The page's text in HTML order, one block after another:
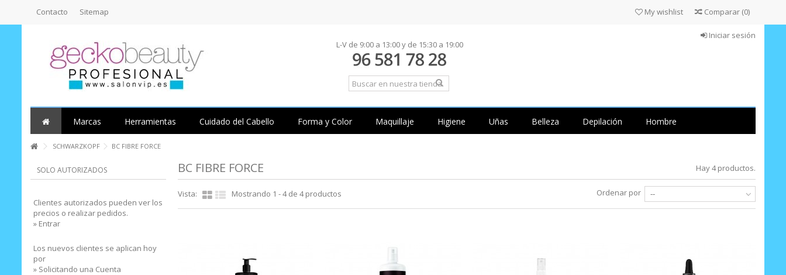
Contacto Sitemap Comparar (0)
My wishlist
L-V de 9:00 a 13:00 y de 15:30 a 19:00
Iniciar sesión
Marcas Herramientas Cuidado del Cabello Forma y Color Maquillaje Higiene Uñas Belleza Depilación Hombre
SCHWARZKOPF BC FIBRE FORCE
BC FIBRE FORCE Hay 4 productos.
Vista: Mostrando 1 - 4 de 4 productos Ordenar por --
SOLO AUTORIZADOS
Clientes autorizados pueden ver los
precios o realizar pedidos.
» Entrar
Los nuevos clientes se aplican hoy
por
» Solicitando una Cuenta